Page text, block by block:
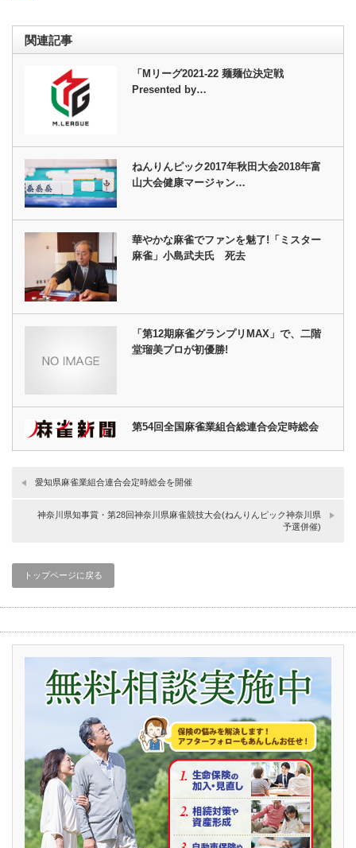
関連記事
「Mリーグ2021-22 麺麺位決定戦
Presented by…
ねんりんピック2017年秋田大会2018年富
山大会健康マージャン…
華やかな麻雀でファンを魅了!「ミスター
麻雀」小島武夫氏 死去
「第12期麻雀グランプリMAX」で、二階
堂瑠美プロが初優勝!
第54回全国麻雀業組合総連合会定時総会
愛知県麻雀業組合連合会定時総会を開催
神奈川県知事賞・第28回神奈川県麻雀競技大会(ねんりんピック神奈川県
予選併催)
トップページに戻る